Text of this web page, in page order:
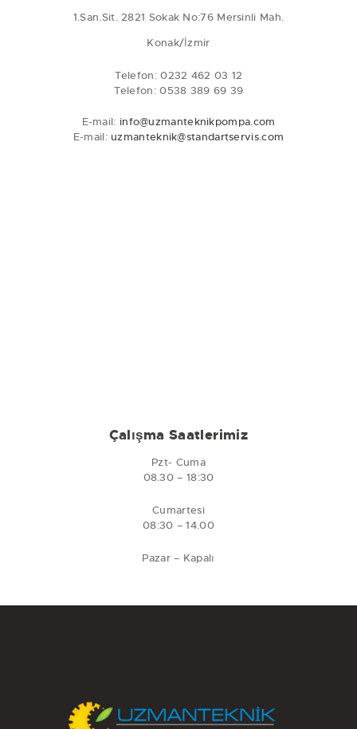
1.San.Sit. 2821 Sokak No:76 Mersinli Mah.
Konak/İzmir
Telefon: 0232 462 03 12
Telefon: 0538 389 69 39
E-mail: info@uzmanteknikpompa.com
E-mail: uzmanteknik@standartservis.com
Çalışma Saatlerimiz
Pzt- Cuma
08.30 – 18:30
Cumartesi
08:30 – 14.00
Pazar – Kapalı